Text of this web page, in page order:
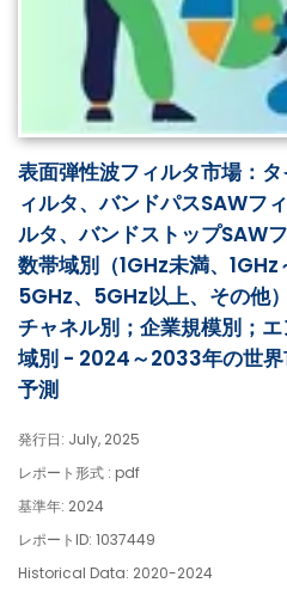
表面弾性波フィルタ市場：
ィルタ、バンドパスSAWフ
ルタ、バンドストップSAW
数帯域別（1GHz未満、
5GHz、5GHz以上、その他
チャネル別；企業規模別；
域別 - 2024～2033年の世界
予測
発行日: July, 2025
レポート形式 : pdf
基準年: 2024
レポートID: 1037449
Historical Data: 2020-2024